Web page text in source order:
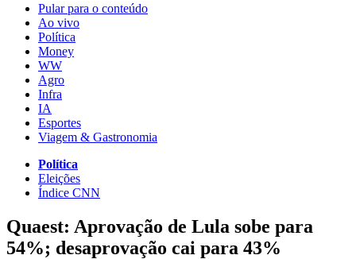
Pular para o conteúdo
Ao vivo
Política
Money
WW
Agro
Infra
IA
Esportes
Viagem & Gastronomia
Política
Eleições
Índice CNN
Quaest: Aprovação de Lula sobe para
54%; desaprovação cai para 43%